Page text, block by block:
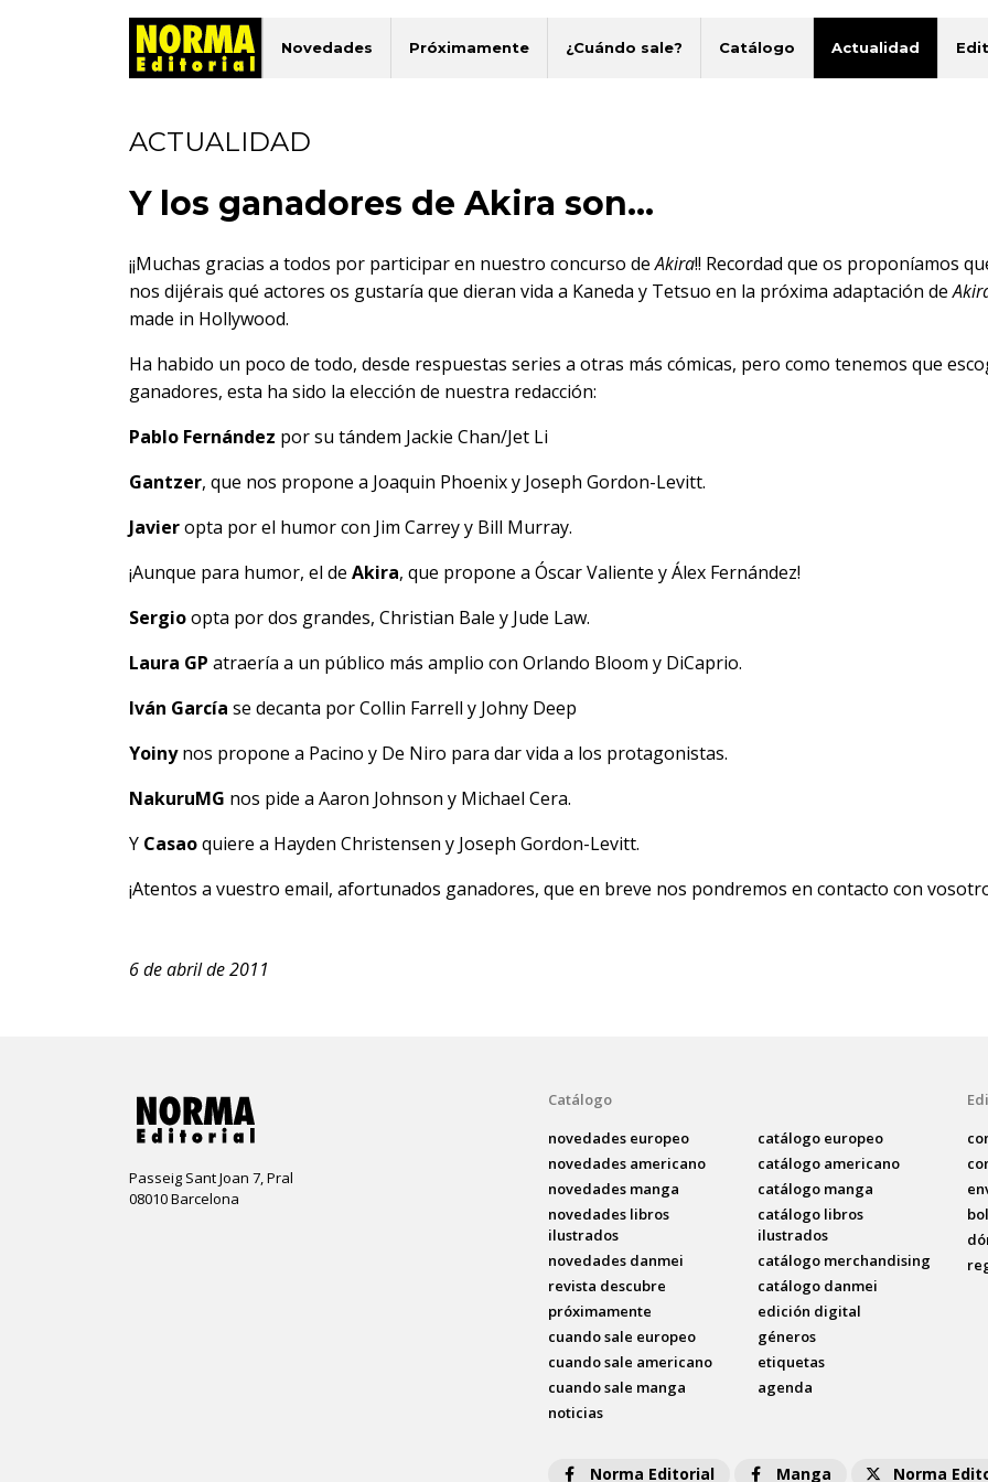
Novedades Próximamente ¿Cuándo sale? Catálogo Actualidad
ACTUALIDAD
Y los ganadores de Akira son...
¡¡Muchas gracias a todos por participar en nuestro concurso deAkira!! Recordad que os proponíamos
nos dijérais qué actores os gustaría que dieran vida a Kaneda y Tetsuo en la próxima adaptación de
made in Hollywood.
Ha habido un poco de todo, desde respuestas series a otras más cómicas, pero como tenemos que
ganadores, esta ha sido la elección de nuestra redacción:
Pablo Fernández por su tándem Jackie Chan/Jet Li
Gantzer, que nos propone a Joaquin Phoenix y Joseph Gordon-Levitt.
Javieropta por el humor con Jim Carrey y Bill Murray.
¡Aunque para humor, el de Akira, que propone a Óscar Valiente y Álex Fernández!
Sergioopta por dos grandes, Christian Bale y Jude Law.
Laura GP atraería a un público más amplio con Orlando Bloom y DiCaprio.
Iván García se decanta por Collin Farrell y Johny Deep
Yoinynos propone a Pacino y De Niro para dar vida a los protagonistas.
NakuruMG nos pide a Aaron Johnson y Michael Cera.
Y Casaoquiere a Hayden Christensen y Joseph Gordon-Levitt.
¡Atentos a vuestro email, afortunados ganadores, que en breve nos pondremos en contacto con
6 de abril de 2011
Passeig Sant Joan 7, Pral
08010 Barcelona
Catálogo
novedades europeo
novedades americano
novedades manga
novedades libros
ilustrados
novedades danmei
revista descubre
próximamente
cuando sale europeo
cuando sale americano
cuando sale manga
noticias
catálogo europeo
catálogo americano
catálogo manga
catálogo libros
ilustrados
catálogo merchandising
catálogo danmei
edición digital
géneros
etiquetas
agenda
Norma Editorial Manga Norma